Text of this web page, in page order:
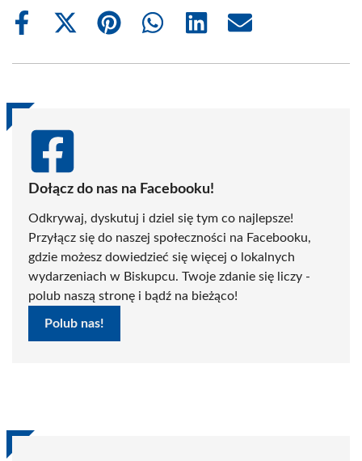
Share
Share
(Twitter)
Share
Share
Share
Share
Dołącz do nas na Facebooku!
Odkrywaj, dyskutuj i dziel się tym co najlepsze!
Przyłącz się do naszej społeczności na Facebooku,
gdzie możesz dowiedzieć się więcej o lokalnych
wydarzeniach w Biskupcu. Twoje zdanie się liczy -
polub naszą stronę i bądź na bieżąco!
Polub nas!